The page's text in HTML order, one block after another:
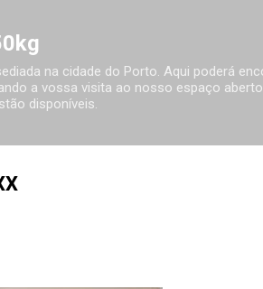
na cidade do Porto. Aqui poderá
a vossa visita ao nosso espaço
disponíveis.